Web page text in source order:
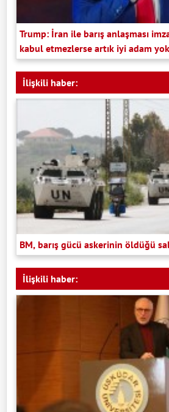
Trump: İran ile barış anlaşması
kabul etmezlerse artık iyi adam
İlişkili haber:
BM, barış gücü askerinin öldüğü
İlişkili haber: